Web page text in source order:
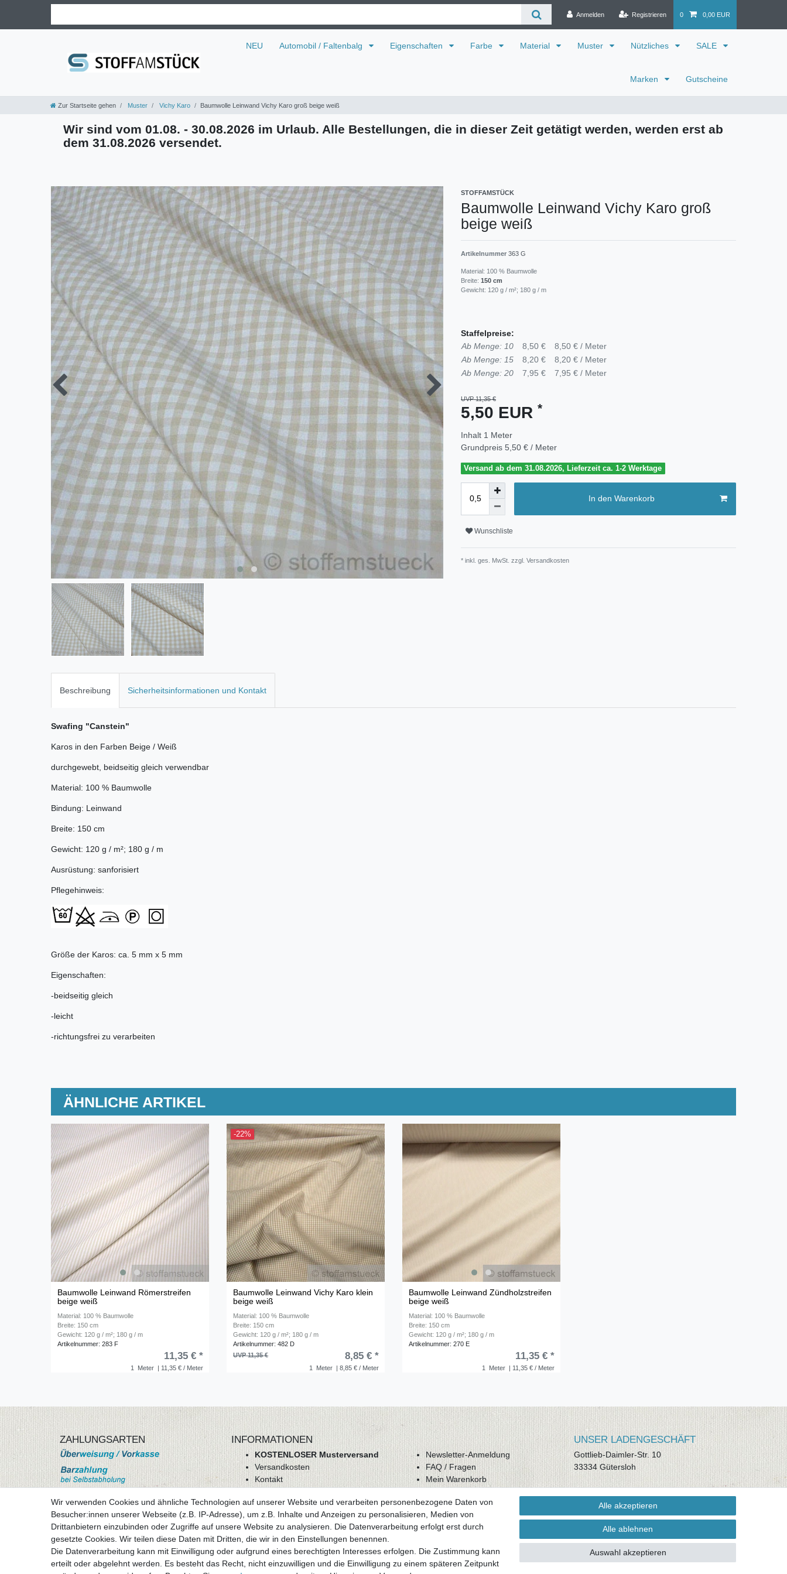
Anmelden Registrieren 0 0,00 EUR
NEU Automobil / Faltenbalg Eigenschaften Farbe Material Muster Nützliches SALE
Marken Gutscheine
Zur Startseite gehen Muster Vichy Karo Baumwolle Leinwand Vichy Karo groß beige weiß
Wir sind vom 01.08. - 30.08.2026 im Urlaub. Alle Bestellungen, die in dieser Zeit getätigt werden, werden erst ab
dem 31.08.2026 versendet.
STOFFAMSTÜCK
Baumwolle Leinwand Vichy Karo groß
beige weiß
Artikelnummer 363 G
Material: 100 % Baumwolle
Breite: 150 cm
Gewicht: 120 g / m²; 180 g / m
Staffelpreise:
Ab Menge: 10
8,50 €
8,50 € / Meter
Ab Menge: 15
8,20 €
8,20 € / Meter
Ab Menge: 20
7,95 € 7,95 € / Meter
UVP 11,35 €
5,50 EUR *
Inhalt 1 Meter
Grundpreis 5,50 € / Meter
Versand ab dem 31.08.2026, Lieferzeit ca. 1-2 Werktage
In den Warenkorb
Wunschliste
* inkl. ges. MwSt. zzgl. Versandkosten
Beschreibung Sicherheitsinformationen und Kontakt
Swafing "Canstein"
Karos in den Farben Beige / Weiß
durchgewebt, beidseitig gleich verwendbar
Material: 100 % Baumwolle
Bindung: Leinwand
Breite: 150 cm
Gewicht: 120 g / m²; 180 g / m
Ausrüstung: sanforisiert
Pflegehinweis:
Größe der Karos: ca. 5 mm x 5 mm
Eigenschaften:
-beidseitig gleich
-leicht
-richtungsfrei zu verarbeiten
ÄHNLICHE ARTIKEL
Baumwolle Leinwand Römerstreifen
beige weiß
Material: 100 % Baumwolle
Breite: 150 cm
Gewicht: 120 g / m²; 180 g / m
Artikelnummer: 283 F
1 Meter | 11,35 € / Meter
11,35 € *
-22%
Baumwolle Leinwand Vichy Karo klein
beige weiß
Material: 100 % Baumwolle
Breite: 150 cm
Gewicht: 120 g / m²; 180 g / m
Artikelnummer: 482 D
1 Meter | 8,85 € / Meter
UVP 11,35 € 8,85 € *
Baumwolle Leinwand Zündholzstreifen
beige weiß
Material: 100 % Baumwolle
Breite: 150 cm
Gewicht: 120 g / m²; 180 g / m
Artikelnummer: 270 E
1 Meter | 11,35 € / Meter
11,35 € *
ZAHLUNGSARTEN
mehr Informationen
Besuchen sie uns auf
INFORMATIONEN
KOSTENLOSER Musterversand
Versandkosten
Kontakt
AGB
Datenschutz
Impressum
Vertrag widerrufen
Newsletter-Anmeldung
FAQ / Fragen
Mein Warenkorb
Mein Konto
UNSER LADENGESCHÄFT
Gottlieb-Daimler-Str. 10
33334 Gütersloh
ÖFFNUNGSZEITEN
Montag - Dienstag: 8.00 - 18.00 Uhr,
Mittwoch Ruhetag, Donnerstag: 8.00 -
18.00 Uhr, Freitag 8.00 - 14.00 Uhr
KUNDENSERVICE
Wir verwenden Cookies und ähnliche Technologien auf unserer Website und verarbeiten personenbezogene Daten von
Besucher:innen unserer Webseite (z.B. IP-Adresse), um z.B. Inhalte und Anzeigen zu personalisieren, Medien von
Drittanbietern einzubinden oder Zugriffe auf unsere Website zu analysieren. Die Datenverarbeitung erfolgt erst durch
gesetzte Cookies. Wir teilen diese Daten mit Dritten, die wir in den Einstellungen benennen.
Die Datenverarbeitung kann mit Einwilligung oder aufgrund eines berechtigten Interesses erfolgen. Die Zustimmung kann
erteilt oder abgelehnt werden. Es besteht das Recht, nicht einzuwilligen und die Einwilligung zu einem späteren Zeitpunkt
Alle akzeptieren
Alle ablehnen
Auswahl akzeptieren